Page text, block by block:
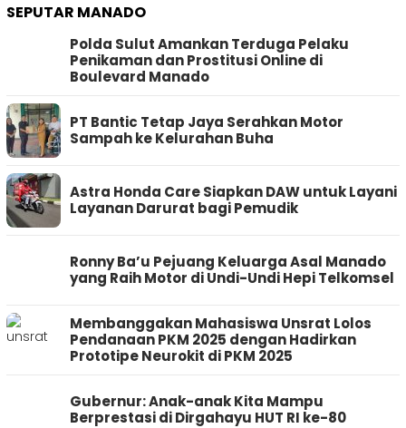
SEPUTAR MANADO
Polda Sulut Amankan Terduga Pelaku
Penikaman dan Prostitusi Online di
Boulevard Manado
PT Bantic Tetap Jaya Serahkan Motor
Sampah ke Kelurahan Buha
Astra Honda Care Siapkan DAW untuk Layani
Layanan Darurat bagi Pemudik
Ronny Ba’u Pejuang Keluarga Asal Manado
yang Raih Motor di Undi-Undi Hepi Telkomsel
Membanggakan Mahasiswa Unsrat Lolos
Pendanaan PKM 2025 dengan Hadirkan
Prototipe Neurokit di PKM 2025
Gubernur: Anak-anak Kita Mampu
Berprestasi di Dirgahayu HUT RI ke-80